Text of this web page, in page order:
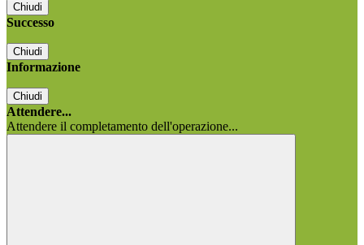
Chiudi
Successo
Chiudi
Informazione
Chiudi
Attendere...
Attendere il completamento dell'operazione...